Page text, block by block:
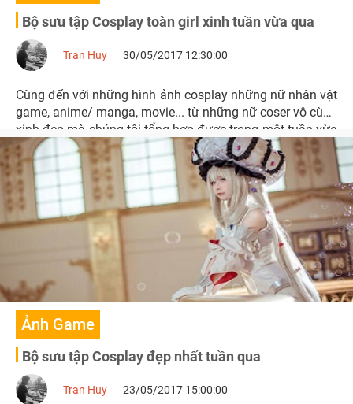
Bộ sưu tập Cosplay toàn girl xinh tuần vừa qua
Tran Huy 30/05/2017 12:30:00
Cùng đến với những hình ảnh cosplay những nữ nhân vật
game, anime/ manga, movie... từ những nữ coser vô cùng
xinh đẹp mà chúng tôi tổng hợp được trong một tuần vừa
qua nhé.
Ảnh Game
Bộ sưu tập Cosplay đẹp nhất tuần qua
Tran Huy 23/05/2017 15:00:00